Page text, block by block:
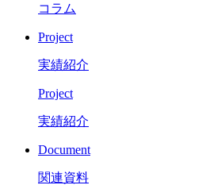
コラム
Project
実績紹介
Project
実績紹介
Document
関連資料